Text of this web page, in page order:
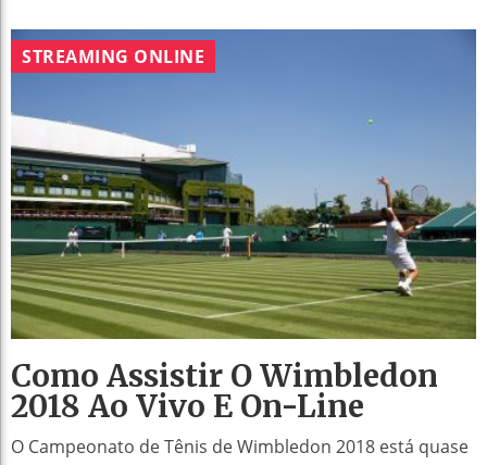
STREAMING ONLINE
Como Assistir O Wimbledon
2018 Ao Vivo E On-Line
O Campeonato de Tênis de Wimbledon 2018 está quase